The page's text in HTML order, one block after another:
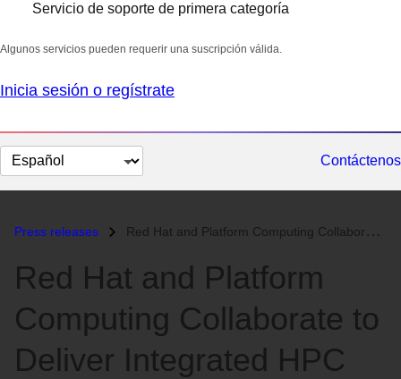
Servicio de soporte de primera categoría
Algunos servicios pueden requerir una suscripción válida.
Inicia sesión o regístrate
Cambiar
el
Contáctenos
Press releases Red Hat and Platform Computing Collaborate to Deliver Integrated HPC S...
Red Hat and Platform
Computing Collaborate to
Deliver Integrated HPC